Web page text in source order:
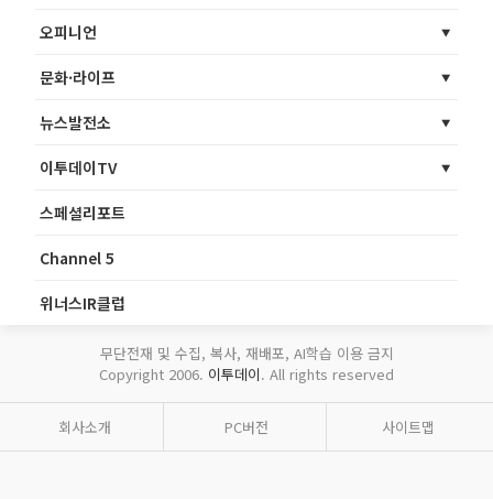
오피니언
문화·라이프
뉴스발전소
이투데이TV
스페셜리포트
Channel 5
위너스IR클럽
무단전재 및 수집, 복사, 재배포, AI학습 이용 금지
Copyright 2006. 이투데이. All rights reserved
회사소개 PC버전 사이트맵